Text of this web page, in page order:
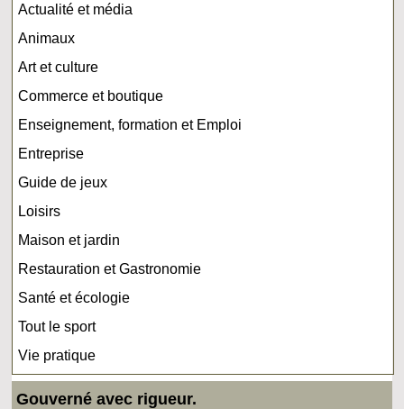
Actualité et média
Animaux
Art et culture
Commerce et boutique
Enseignement, formation et Emploi
Entreprise
Guide de jeux
Loisirs
Maison et jardin
Restauration et Gastronomie
Santé et écologie
Tout le sport
Vie pratique
Gouverné avec rigueur.